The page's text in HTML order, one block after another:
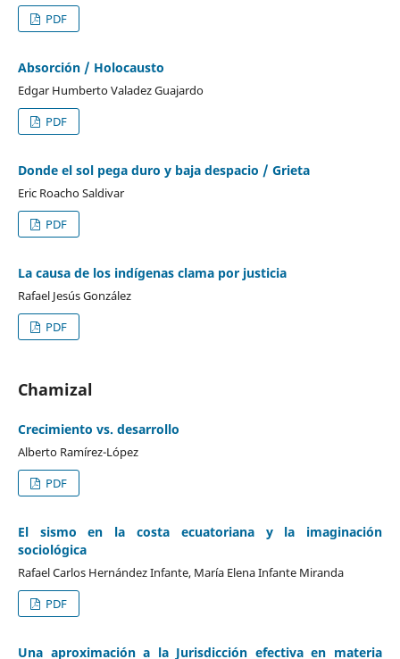
PDF
Absorción / Holocausto
Edgar Humberto Valadez Guajardo
PDF
Donde el sol pega duro y baja despacio / Grieta
Eric Roacho Saldivar
PDF
La causa de los indígenas clama por justicia
Rafael Jesús González
PDF
Chamizal
Crecimiento vs. desarrollo
Alberto Ramírez-López
PDF
El sismo en la costa ecuatoriana y la imaginación
sociológica
Rafael Carlos Hernández Infante, María Elena Infante Miranda
PDF
Una aproximación a la Jurisdicción efectiva en materia